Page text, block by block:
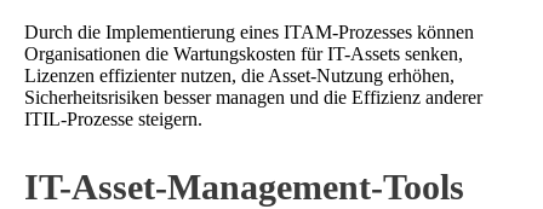
Durch die Implementierung eines ITAM-Prozesses können
Organisationen die Wartungskosten für IT-Assets senken,
Lizenzen effizienter nutzen, die Asset-Nutzung erhöhen,
Sicherheitsrisiken besser managen und die Effizienz anderer
ITIL-Prozesse steigern.
IT-Asset-Management-Tools